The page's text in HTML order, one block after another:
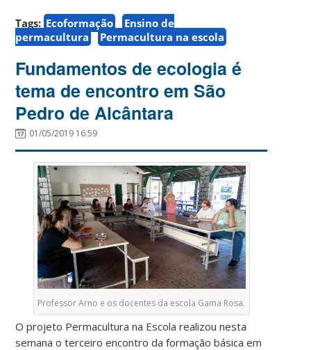
Tags: Ecoformação
Ensino de
permacultura
Permacultura na escola
Fundamentos de ecologia é
tema de encontro em São
Pedro de Alcântara
01/05/2019 16:59
Professor Arno e os docentes da escola Gama Rosa.
O projeto Permacultura na Escola realizou nesta
semana o terceiro encontro da formação básica em